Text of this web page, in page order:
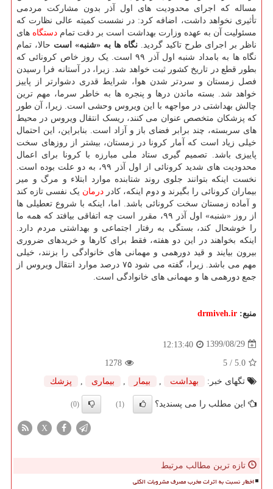
مساله که اجرای محدودیت های اول آذر بدون مشارکت مردمی
تأثیری نخواهد داشت، اضافه کرد: در نشست کمیته عالی نظارت که
مسئولیت آن به عهده وزارت بهداشت است بر دقت تمام دستگاه های
ناظر بر اجرای طرح تاکید گردید. نگاه ها به «شنبه» است حالا، تمام
نگاه ها به بامداد شنبه اول آذر ۹۹ است. یک روز خاص کرونائی که
بطور قطع در تاریخ کشور ثبت خواهد شد. زیرا، در آستانه فرا رسیدن
فصل زمستان و سردتر شدن هوا، شرایط قدری دشوارتر از پاییز
خواهد شد. بسته ماندن درها و پنجره ها به خاطر سرما، مهم ترین
چالش بهداشتی در مواجهه با این ویروس وحشی است. زیرا، آن طور
که پزشکان متخصص عنوان می کنند، ریسک انتقال ویروس در محیط
های سربسته، چند برابر فضای باز و آزاد است. بنابراین، این احتمال
خیلی زیاد است که آمار کرونا در زمستان، بیشتر از روزهای سخت
پاییزی باشد. تصمیم گیری ستاد ملی مبارزه با کرونا برای اعمال
محدودیت های شدید کرونائی از اول آذر ۹۹، به دو علت بوده است.
نخست اینکه بتوانند جلوی روند شتابنده موارد ابتلاء و مرگ و میر
بیماران کرونائی را بگیرند و دوم اینکه، کادر درمان یک نفسی تازه کند
و آماده زمستان سخت کرونائی باشد. اما، اینکه با شروع تعطیلی ها
از روز «شنبه» اول آذر ۹۹، مقرر است چه اتفاقی بیافتد که همه ما
را خوشحال کند، بستگی به رفتار اجتماعی و بهداشتی مردم دارد.
اینکه بخواهند در این دو هفته، فقط برای کارها و خریدهای ضروری
بیرون بیایند و قید دورهمی و مهمانی های خانوادگی را بزنند، خیلی
مهم می باشد. زیرا، گفته می شود ۷۵ درصد موارد انتقال ویروس از
جمع دورهمی ها و مهمانی های خانوادگی است.
منبع: drmiveh.ir
1399/08/29
12:13:40
5.0
/ 5
1278
تگهای خبر:
بهداشت , بیمار , بیماری , پزشك
این مطلب را می پسندید؟ (1)
(0)
X
تازه ترین مطالب مرتبط
اخطار نسبت به اثرات مخرب مصرف مشروبات الکلی